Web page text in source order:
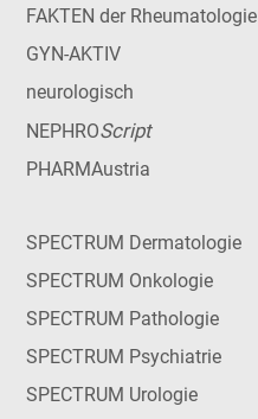
FAKTEN der Rheumatologie
GYN-AKTIV
neurologisch
NEPHROScript
PHARMAustria
SPECTRUM Dermatologie
SPECTRUM Onkologie
SPECTRUM Pathologie
SPECTRUM Psychiatrie
SPECTRUM Urologie